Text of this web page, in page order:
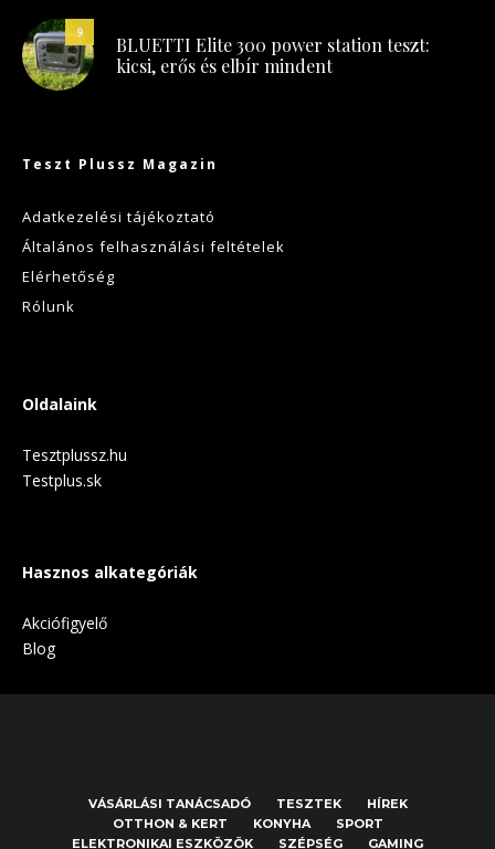
9
BLUETTI Elite 300 power station teszt:
kicsi, erős és elbír mindent
Teszt Plussz Magazin
Adatkezelési tájékoztató
Általános felhasználási feltételek
Elérhetőség
Rólunk
Oldalaink
Tesztplussz.hu
Testplus.sk
Hasznos alkategóriák
Akciófigyelő
Blog
VÁSÁRLÁSI TANÁCSADÓ TESZTEK
HÍREK
OTTHON & KERT
KONYHA
SPORT
ELEKTRONIKAI ESZKÖZÖK
SZÉPSÉG GAMING